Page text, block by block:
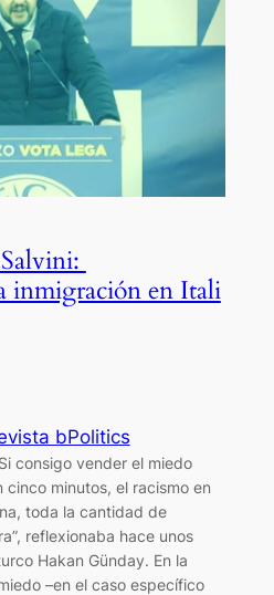
inmigración en Itali
bPolitics
consigo vender el miedo
minutos, el racismo en
toda la cantidad de
reflexionaba hace unos
Hakan Günday. En la
–en el caso específico